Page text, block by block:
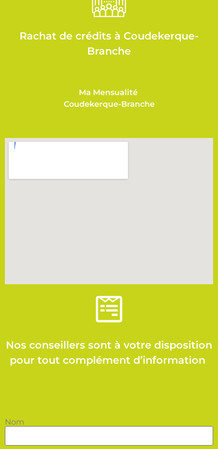
Rachat de crédits à Coudekerque-
Branche
Ma Mensualité
Coudekerque-Branche
Nos conseillers sont à votre disposition
pour tout complément d’information
Nom